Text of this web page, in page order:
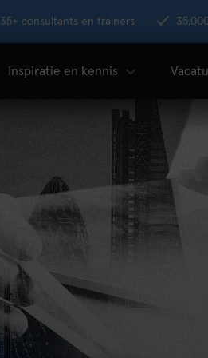
35+ consultants en trainers
Inspiratie en kennis